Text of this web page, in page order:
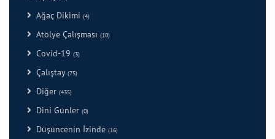
Ağaç Dikimi (4)
Atölye Çalışması (10)
Covid-19 (3)
Çalıştay (75)
Diğer (435)
Dini Günler (0)
Düşüncenin İzinde (16)